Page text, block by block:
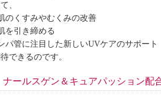
、
のくすみやむくみの改善
を引き締める
パ管に注目した新しいUVケアのサポート
できるのです。
ルスゲン＆キュアパッション配